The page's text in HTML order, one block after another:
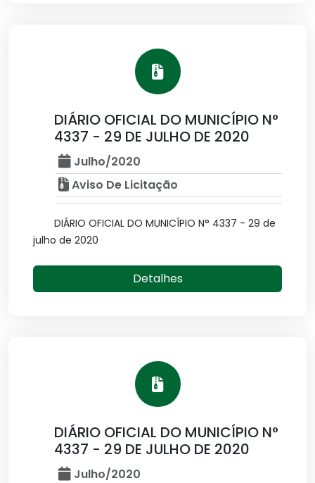
DIÁRIO OFICIAL DO MUNICÍPIO N°
4337 - 29 DE JULHO DE 2020
Julho/2020
Aviso De Licitação
DIÁRIO OFICIAL DO MUNICÍPIO N° 4337 - 29 de
julho de 2020
Detalhes
DIÁRIO OFICIAL DO MUNICÍPIO N°
4337 - 29 DE JULHO DE 2020
Julho/2020